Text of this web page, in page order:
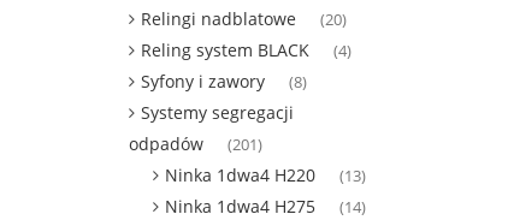
Relingi nadblatowe (20)
Reling system BLACK (4)
Syfony i zawory (8)
Systemy segregacji
odpadów
(201)
Ninka 1dwa4 H220 (13)
Ninka 1dwa4 H275 (14)